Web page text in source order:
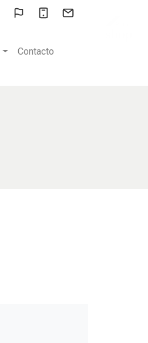
Contacto